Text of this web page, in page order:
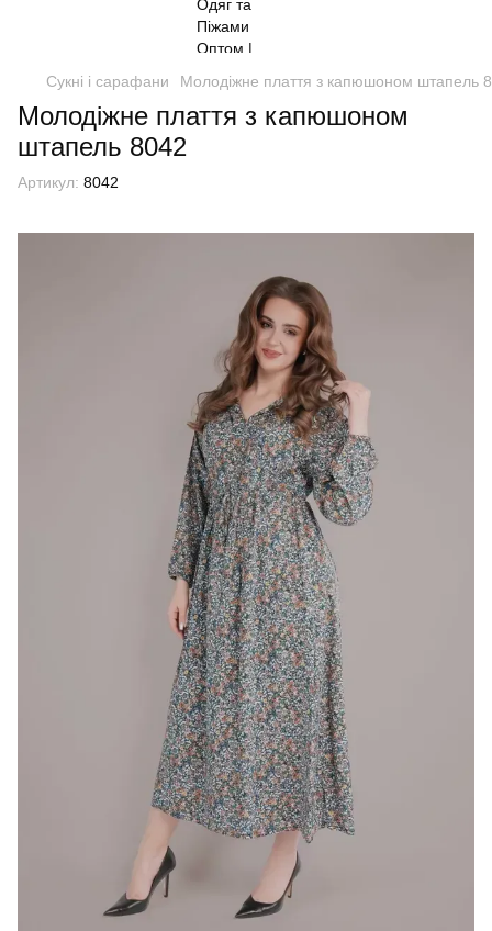
Сукні і сарафани Молодіжне плаття з капюшоном штапель
Молодіжне плаття з капюшоном
штапель 8042
Артикул: 8042